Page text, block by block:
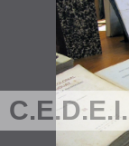
C.E.D.E.I.